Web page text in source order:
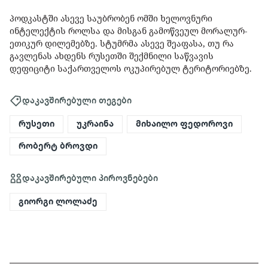
პოდკასტში ასევე საუბრობენ ომში ხელოვნური
ინტელექტის როლსა და მისგან გამოწვეულ მორალურ-
ეთიკურ დილემებზე. სტუმრმა ასევე შეაფასა, თუ რა
გავლენას ახდენს რუსეთში შექმნილი საწვავის
დეფიციტი საქართველოს ოკუპირებულ ტერიტორიებზე.
დაკავშირებული თეგები
რუსეთი უკრაინა მიხაილო ფედოროვი
რობერტ ბროვდი
დაკავშირებული პიროვნებები
გიორგი ლოლაძე